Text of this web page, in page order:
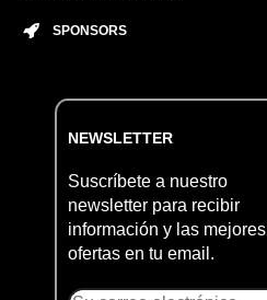
SPONSORS
NEWSLETTER
Suscríbete a nuestro
newsletter para recibir
información y las mejores
ofertas en tu email.